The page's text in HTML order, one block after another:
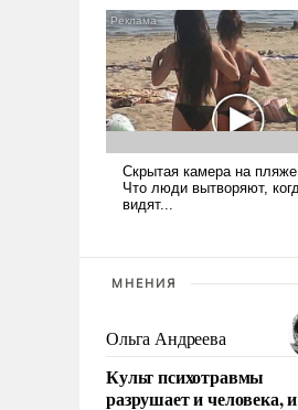
МНЕНИЯ
Ольга Андреева
Культ психотравмы
разрушает и человека, и